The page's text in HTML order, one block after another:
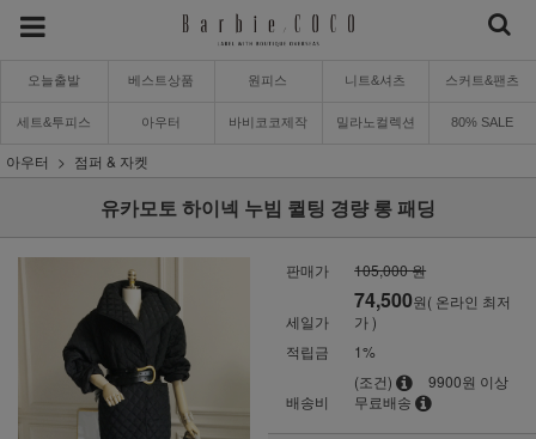
오늘출발 베스트상품 원피스 니트&셔츠 스커트&팬츠
세트&투피스 아우터 바비코코제작 밀라노컬렉션 80% SALE
아우터 점퍼 & 자켓
유카모토 하이넥 누빔 퀼팅 경량 롱 패딩
판매가 105,000 원
세일가
74,500원( 온라인 최저
가 )
적립금
1%
배송비
(조건)
9900원 이상
무료배송